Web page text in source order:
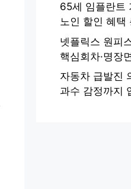
65세 임플란트
노인 할인 혜택
넷플릭스 원피
핵심회차·명장
자동차 급발진
과수 감정까지